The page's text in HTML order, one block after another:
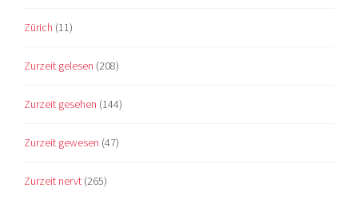
Zürich (11)
Zurzeit gelesen (208)
Zurzeit gesehen (144)
Zurzeit gewesen (47)
Zurzeit nervt (265)